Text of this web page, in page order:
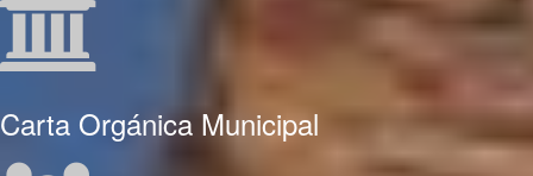
Carta Orgánica Municipal